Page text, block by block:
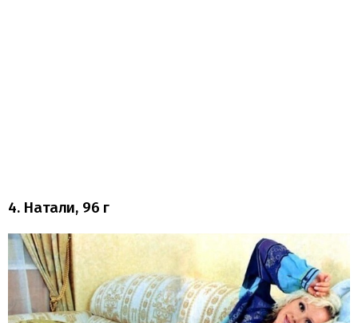
4. Натали, 96 г